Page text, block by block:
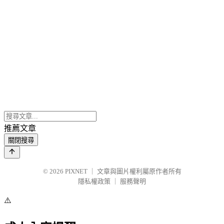
推薦文章
關閉搜尋
© 2026 PIXNET
文章與圖片權利屬原作者所有
隱私權政策
服務聲明
⚠️